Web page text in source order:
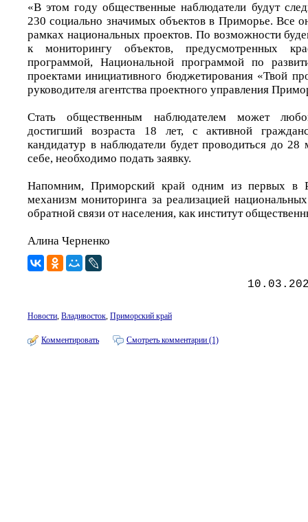
«В этом году общественные наблюдатели будут
230 социально значимых объектов в Приморье. Все
рамках национальных проектов. По возможности
к мониторингу объектов, предусмотренных
программой, Национальной программой по
проектами инициативного бюджетирования «Твой
руководителя агентства проектного управления
Стать общественным наблюдателем может
достигший возраста 18 лет, с активной
кандидатур в наблюдатели будет проводиться до 28
себе, необходимо подать заявку.
Напомним, Приморский край одним из первых в
механизм мониторинга за реализацией
обратной связи от населения, как институт
Алина Черненко
Новости, Владивосток, Приморский край
Комментировать Смотреть комментарии (1)